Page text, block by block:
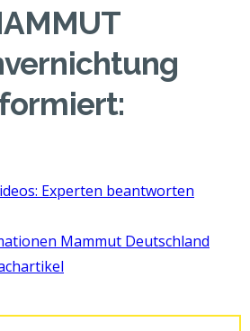
Experten beantworten
Mammut Deutschland